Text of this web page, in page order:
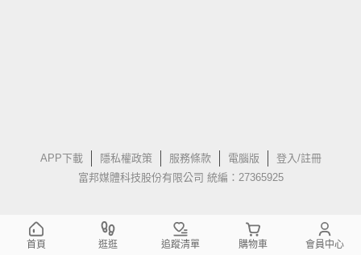
APP下載 隱私權政策 服務條款 電腦版
登入/註冊
富邦媒體科技股份有限公司 統編：27365925
首頁 逛逛 追蹤清單 購物車 會員中心